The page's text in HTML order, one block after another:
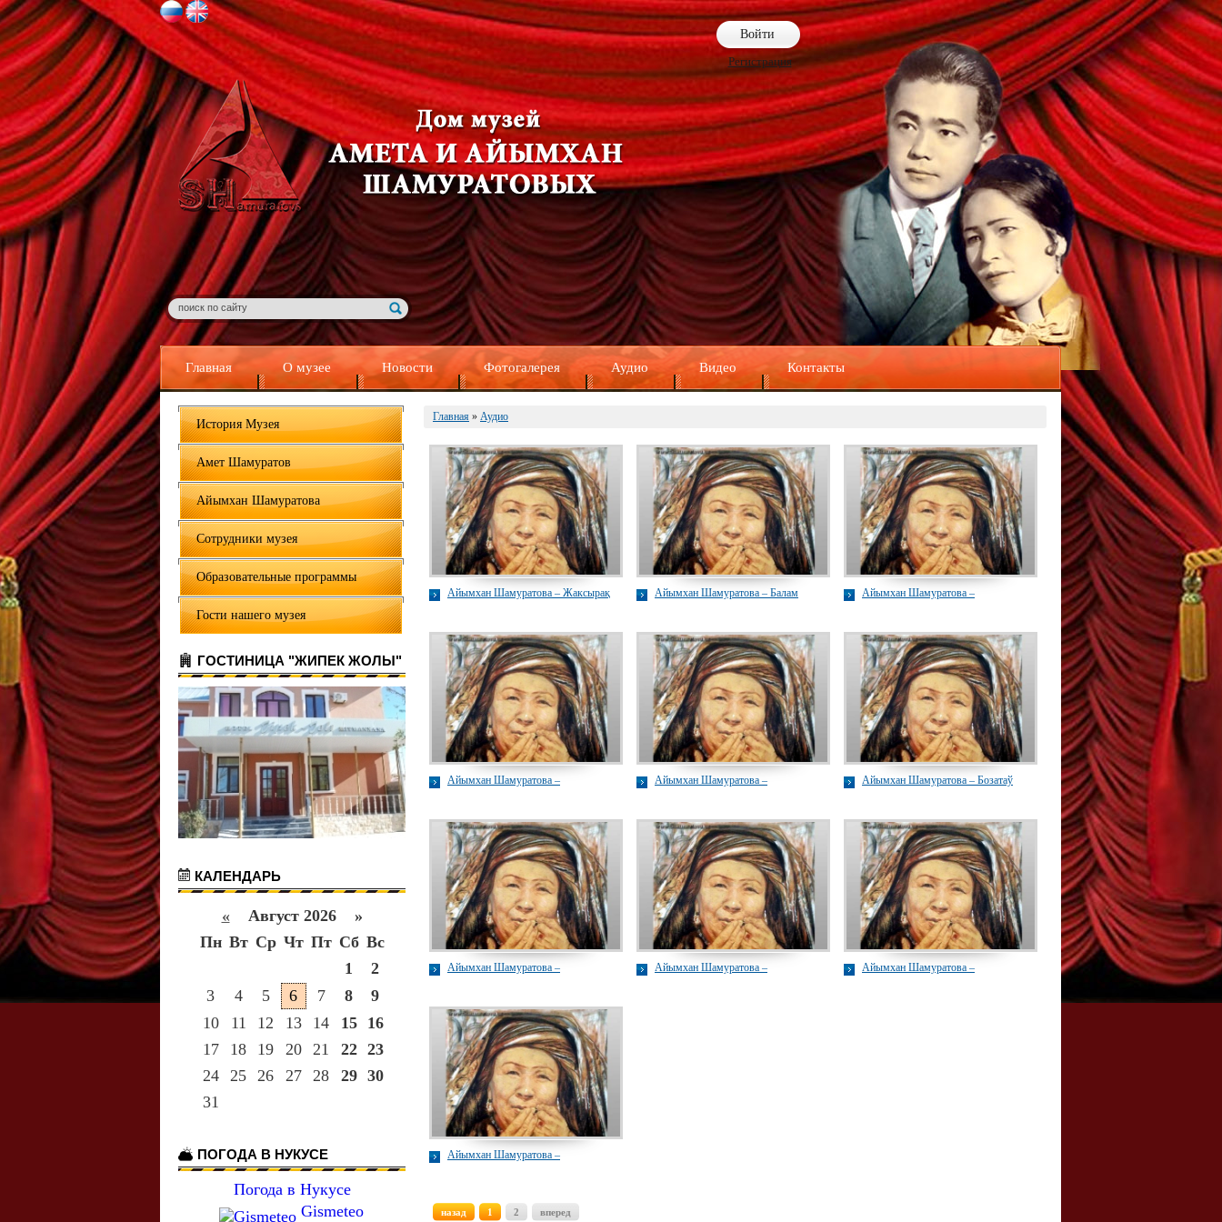
Войти
Регистрация
Главная О музее Новости Фотогалерея Аудио Видео Контакты
История Музея
Амет Шамуратов
Айымхан Шамуратова
Сотрудники музея
Образовательные программы
Гости нашего музея
ГОСТИНИЦА "ЖИПЕК ЖОЛЫ"
КАЛЕНДАРЬ
« Август 2026 »
Пн Вт Ср Чт Пт Сб Вс
1
2
3
4 5 6 7 8
9
10
11 12 13 14 15
16
17
18 19 20 21 22 23
24
25 26 27 28 29 30
31
ПОГОДА В НУКУСЕ
Погода в Нукусе
Gismeteo
Главная » Аудио
Айымхан Шамуратова – Жаксырақ Айымхан Шамуратова – Балам Айымхан Шамуратова –
Айымхан Шамуратова – Айымхан Шамуратова – Айымхан Шамуратова – Бозатаў
Айымхан Шамуратова – Айымхан Шамуратова – Айымхан Шамуратова –
Айымхан Шамуратова –
назад 1 2 вперед